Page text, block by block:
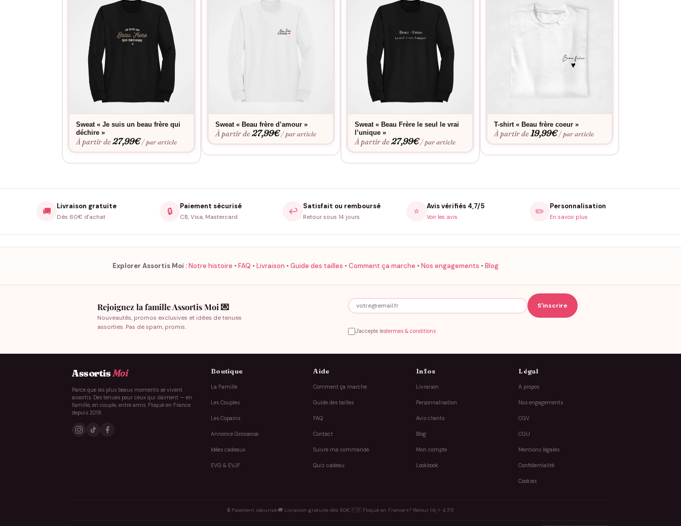
Sweat « Je suis un beau frère qui
déchire »
À partir de27,99€ / par article
Sweat « Beau frère d’amour »
À partir de27,99€ / par article
Sweat « Beau Frère le seul le vrai
l’unique »
À partir de27,99€ / par article
T-shirt « Beau frère coeur »
À partir de19,99€ / par article
🚚 Livraison gratuite
Dès 60€ d'achat
🔒 Paiement sécurisé
CB, Visa, Mastercard
↩️ Satisfait ou remboursé
Retour sous 14 jours
⭐ Avis vérifiés 4,7/5
Voir les avis ✏️ Personnalisation
En savoir plus
Explorer Assortis Moi :Notre histoire • FAQ • Livraison • Guide des tailles • Comment ça marche • Nos engagements • Blog
Rejoignez la famille Assortis Moi 💌
Nouveautés, promos exclusives et idées de tenues
assorties. Pas de spam, promis.
J'accepte lestermes & conditions
AssortisMoi
Parce que les plus beaux moments se vivent
assortis. Des tenues pour ceux qui s'aiment — en
famille, en couple, entre amis. Floqué en France
depuis 2018.
Boutique
La Famille
Les Couples
Les Copains
Annonce Grossesse
Idées cadeaux
EVG & EVJF
Aide
Comment ça marche
Guide des tailles
FAQ
Contact
Suivre ma commande
Quiz cadeau
Infos
Livraison
Personnalisation
Avis clients
Blog
Mon compte
Lookbook
Légal
À propos
Nos engagements
CGV
CGU
Mentions légales
Confidentialité
Cookies
🔒 Paiement sécurisé🚚 Livraison gratuite dès 60€ 🇫🇷 Floqué en France ↩️ Retour 14j ⭐ 4,7/5